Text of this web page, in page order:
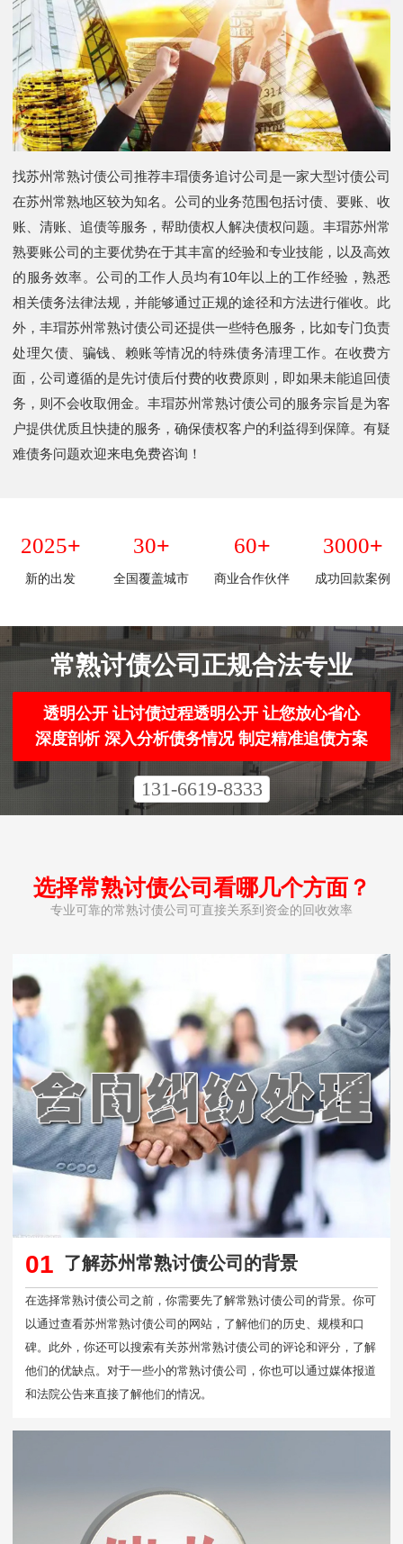
找苏州常熟讨债公司推荐丰瑁债务追讨公司是一家大型讨债公司
在苏州常熟地区较为知名。公司的业务范围包括讨债、要账、收
账、清账、追债等服务，帮助债权人解决债权问题。丰瑁苏州常
熟要账公司的主要优势在于其丰富的经验和专业技能，以及高效
的服务效率。公司的工作人员均有10年以上的工作经验，熟悉
相关债务法律法规，并能够通过正规的途径和方法进行催收。此
外，丰瑁苏州常熟讨债公司还提供一些特色服务，比如专门负责
处理欠债、骗钱、赖账等情况的特殊债务清理工作。在收费方
面，公司遵循的是先讨债后付费的收费原则，即如果未能追回债
务，则不会收取佣金。丰瑁苏州常熟讨债公司的服务宗旨是为客
户提供优质且快捷的服务，确保债权客户的利益得到保障。有疑
难债务问题欢迎来电免费咨询！
2025+
新的出发
30+
全国覆盖城市
60+
商业合作伙伴
3000+
成功回款案例
常熟讨债公司正规合法专业
透明公开 让讨债过程透明公开 让您放心省心
深度剖析 深入分析债务情况 制定精准追债方案
131-6619-8333
选择常熟讨债公司看哪几个方面？
专业可靠的常熟讨债公司可直接关系到资金的回收效率
01 了解苏州常熟讨债公司的背景
在选择常熟讨债公司之前，你需要先了解常熟讨债公司的背景。你可
以通过查看苏州常熟讨债公司的网站，了解他们的历史、规模和口
碑。此外，你还可以搜索有关苏州常熟讨债公司的评论和评分，了解
他们的优缺点。对于一些小的常熟讨债公司，你也可以通过媒体报道
和法院公告来直接了解他们的情况。